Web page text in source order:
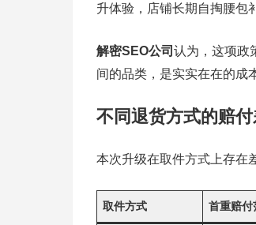
升体验，店铺长期自掏腰包
解密SEO公司 认为，这项政
间的品类，是实实在在的成
不同退货方式的赔
本次升级在取件方式上存在
取件方式 首重赔付